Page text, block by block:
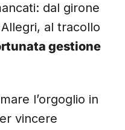
dal girone
al tracollo
gestione
l’orgoglio in
vincere